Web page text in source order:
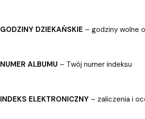
GODZINY DZIEKAŃSKIE – godziny wolne
NUMER ALBUMU – Twój numer indeksu
INDEKS ELEKTRONICZNY– zaliczenia i